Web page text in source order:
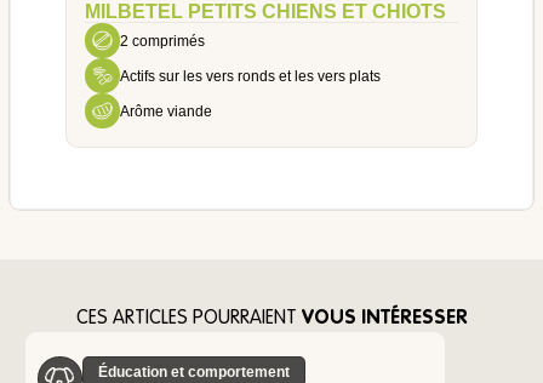
MILBETEL PETITS CHIENS ET CHIOTS
2 comprimés
Actifs sur les vers ronds et les vers plats
Arôme viande
CES ARTICLES POURRAIENT VOUS INTÉRESSER
Éducation et comportement